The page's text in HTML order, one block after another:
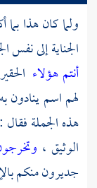
ولما كان هذا
الجناية إلى نفس
أنتم هؤلاء
لهم اسم ينادون
هذه الجملة
الوثيق ،
جديرون منكم